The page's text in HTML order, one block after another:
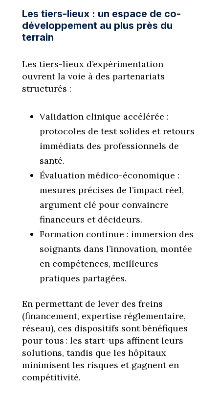
Les tiers-lieux : un espace de co-
développement au plus près du
terrain
Les tiers-lieux d’expérimentation
ouvrent la voie à des partenariats
structurés :
Validation clinique accélérée :
protocoles de test solides et retours
immédiats des professionnels de
santé.
Évaluation médico-économique :
mesures précises de l’impact réel,
argument clé pour convaincre
financeurs et décideurs.
Formation continue : immersion des
soignants dans l’innovation, montée
en compétences, meilleures
pratiques partagées.
En permettant de lever des freins
(financement, expertise réglementaire,
réseau), ces dispositifs sont bénéfiques
pour tous : les start-ups affinent leurs
solutions, tandis que les hôpitaux
minimisent les risques et gagnent en
compétitivité.